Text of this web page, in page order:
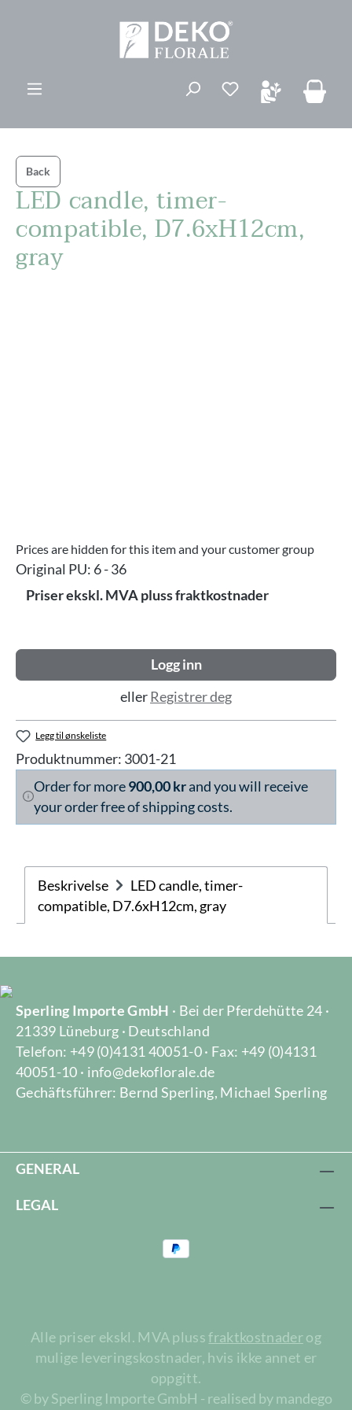
Du har 0
Back
LED candle, timer-
compatible, D7.6xH12cm,
gray
Prices are hidden for this item and your customer group
Original PU: 6 - 36
Priser ekskl. MVA pluss fraktkostnader
Logg inn
ellerRegistrer deg
Legg til ønskeliste
Produktnummer: 3001-21
Order for more900,00 krand you will receive
your order free of shipping costs.
Beskrivelse
LED candle, timer-
compatible, D7.6xH12cm, gray
Sperling Importe GmbH · Bei der Pferdehütte 24 ·
21339 Lüneburg · Deutschland
Telefon: +49 (0)4131 40051-0 · Fax: +49 (0)4131
40051-10 · info@dekoflorale.de
Gechäftsführer: Bernd Sperling, Michael Sperling
GENERAL
LEGAL
Alle priser ekskl. MVA plussfraktkostnaderog
mulige leveringskostnader, hvis ikke annet er
oppgitt.
© by Sperling Importe GmbH - realised by mandego